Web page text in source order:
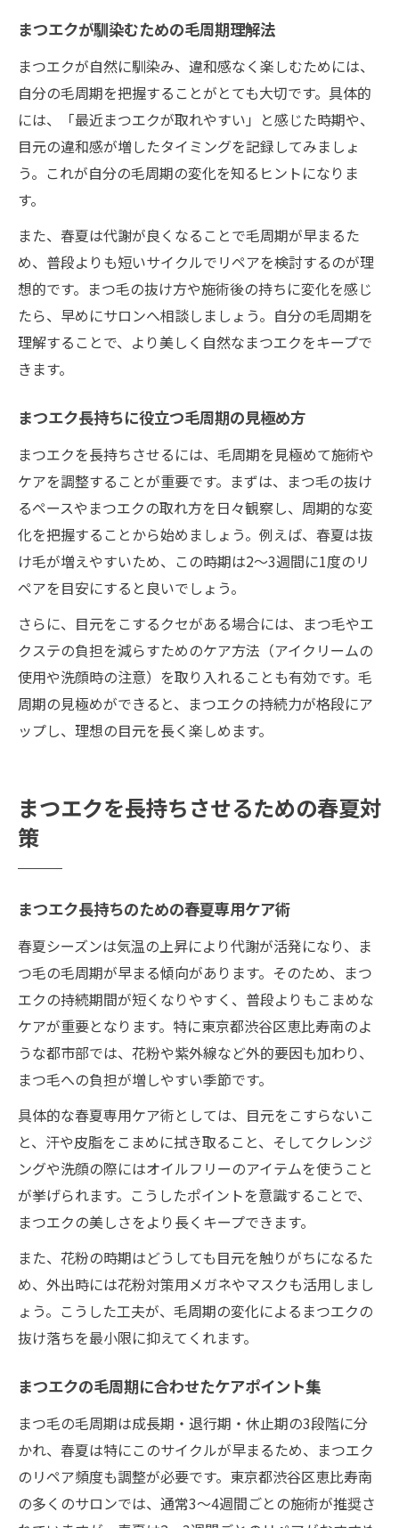
まつエクが馴染むための毛周期理解法
まつエクが自然に馴染み、違和感なく楽しむためには、
自分の毛周期を把握することがとても大切です。具体的
には、「最近まつエクが取れやすい」と感じた時期や、
目元の違和感が増したタイミングを記録してみましょ
う。これが自分の毛周期の変化を知るヒントになりま
す。
また、春夏は代謝が良くなることで毛周期が早まるた
め、普段よりも短いサイクルでリペアを検討するのが理
想的です。まつ毛の抜け方や施術後の持ちに変化を感じ
たら、早めにサロンへ相談しましょう。自分の毛周期を
理解することで、より美しく自然なまつエクをキープで
きます。
まつエク長持ちに役立つ毛周期の見極め方
まつエクを長持ちさせるには、毛周期を見極めて施術や
ケアを調整することが重要です。まずは、まつ毛の抜け
るペースやまつエクの取れ方を日々観察し、周期的な変
化を把握することから始めましょう。例えば、春夏は抜
け毛が増えやすいため、この時期は2～3週間に1度のリ
ペアを目安にすると良いでしょう。
さらに、目元をこするクセがある場合には、まつ毛やエ
クステの負担を減らすためのケア方法（アイクリームの
使用や洗顔時の注意）を取り入れることも有効です。毛
周期の見極めができると、まつエクの持続力が格段にア
ップし、理想の目元を長く楽しめます。
まつエクを長持ちさせるための春夏対
策
まつエク長持ちのための春夏専用ケア術
春夏シーズンは気温の上昇により代謝が活発になり、ま
つ毛の毛周期が早まる傾向があります。そのため、まつ
エクの持続期間が短くなりやすく、普段よりもこまめな
ケアが重要となります。特に東京都渋谷区恵比寿南のよ
うな都市部では、花粉や紫外線など外的要因も加わり、
まつ毛への負担が増しやすい季節です。
具体的な春夏専用ケア術としては、目元をこすらないこ
と、汗や皮脂をこまめに拭き取ること、そしてクレンジ
ングや洗顔の際にはオイルフリーのアイテムを使うこと
が挙げられます。こうしたポイントを意識することで、
まつエクの美しさをより長くキープできます。
また、花粉の時期はどうしても目元を触りがちになるた
め、外出時には花粉対策用メガネやマスクも活用しまし
ょう。こうした工夫が、毛周期の変化によるまつエクの
抜け落ちを最小限に抑えてくれます。
まつエクの毛周期に合わせたケアポイント集
まつ毛の毛周期は成長期・退行期・休止期の3段階に分
かれ、春夏は特にこのサイクルが早まるため、まつエク
のリペア頻度も調整が必要です。東京都渋谷区恵比寿南
の多くのサロンでは、通常3〜4週間ごとの施術が推奨さ